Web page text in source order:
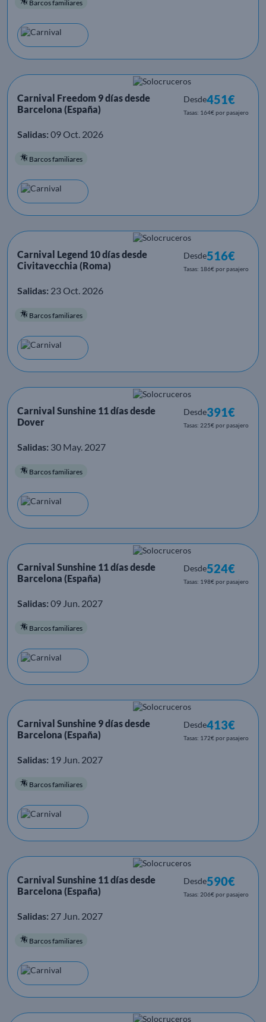
Barcos familiares
Carnival Freedom 9 días desde
Barcelona (España)
Desde451€
Tasas: 164€ por pasajero
Salidas: 09 Oct. 2026
Barcos familiares
Carnival Legend 10 días desde
Civitavecchia (Roma)
Desde516€
Tasas: 186€ por pasajero
Salidas: 23 Oct. 2026
Barcos familiares
Carnival Sunshine 11 días desde
Dover
Desde391€
Tasas: 225€ por pasajero
Salidas: 30 May. 2027
Barcos familiares
Carnival Sunshine 11 días desde
Barcelona (España)
Desde524€
Tasas: 198€ por pasajero
Salidas: 09 Jun. 2027
Barcos familiares
Carnival Sunshine 9 días desde
Barcelona (España)
Desde413€
Tasas: 172€ por pasajero
Salidas: 19 Jun. 2027
Barcos familiares
Carnival Sunshine 11 días desde
Barcelona (España)
Desde590€
Tasas: 206€ por pasajero
Salidas: 27 Jun. 2027
Barcos familiares